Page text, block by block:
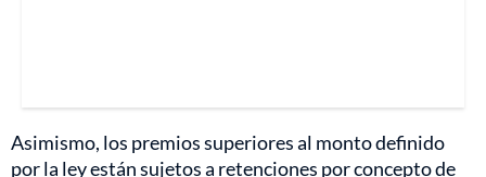
Asimismo, los premios superiores al monto definido
por la ley están sujetos a retenciones por concepto de